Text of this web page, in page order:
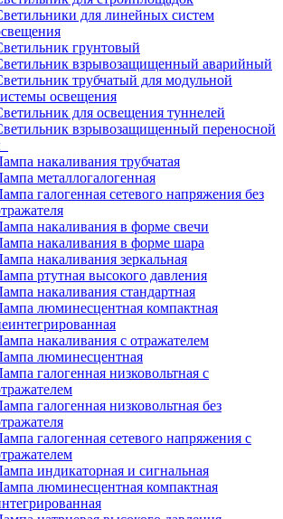
для линейных систем
грунтовый
взрывозащищенный аварийный
трубчатый для модульной
освещения
для освещения туннелей
взрывозащищенный переносной
накаливания трубчатая
металлогалогенная
галогенная сетевого напряжения без
накаливания в форме свечи
накаливания в форме шара
накаливания зеркальная
ртутная высокого давления
накаливания стандартная
люминесцентная компактная
накаливания с отражателем
люминесцентная
галогенная низковольтная с
галогенная низковольтная без
галогенная сетевого напряжения с
индикаторная и сигнальная
люминесцентная компактная